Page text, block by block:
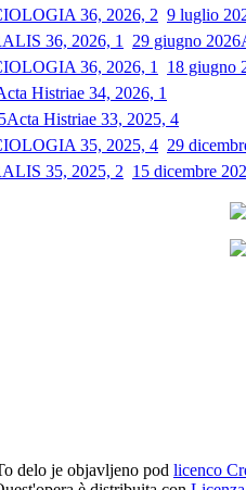
9 luglio
29 giugno 2026
18 giugno
Histriae 34, 2026, 1
Acta Histriae 33, 2025, 4
29
15 dicembre
delo je objavljeno pod licenco